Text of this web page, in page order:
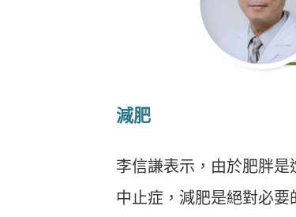
減肥
李信謙表示，由於肥胖
中止症，減肥是絕對必